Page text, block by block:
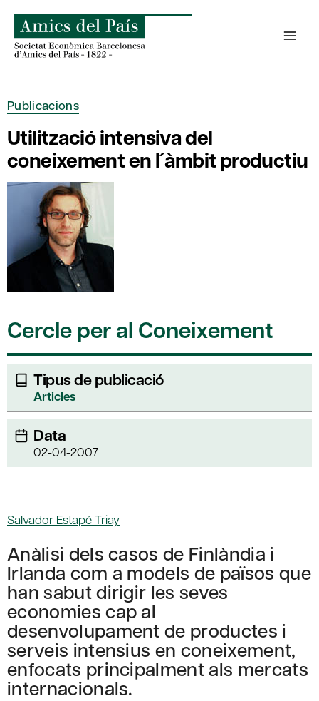
content
Publicacions
Utilització intensiva del
coneixement en l´àmbit productiu
Cercle per al Coneixement
Tipus de publicació
Articles
Data
02-04-2007
Salvador Estapé Triay
Anàlisi dels casos de Finlàndia i
Irlanda com a models de països que
han sabut dirigir les seves
economies cap al
desenvolupament de productes i
serveis intensius en coneixement,
enfocats principalment als mercats
internacionals.